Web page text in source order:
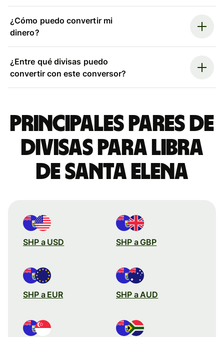
¿Cómo puedo convertir mi
dinero?
¿Entre qué divisas puedo
convertir con este conversor?
Principales pares de
divisas para libra
de Santa Elena
SHP a USD SHP a GBP
SHP a EUR SHP a AUD